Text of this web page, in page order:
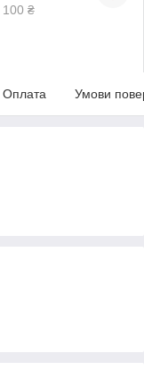
100 ₴
Оплата Умови